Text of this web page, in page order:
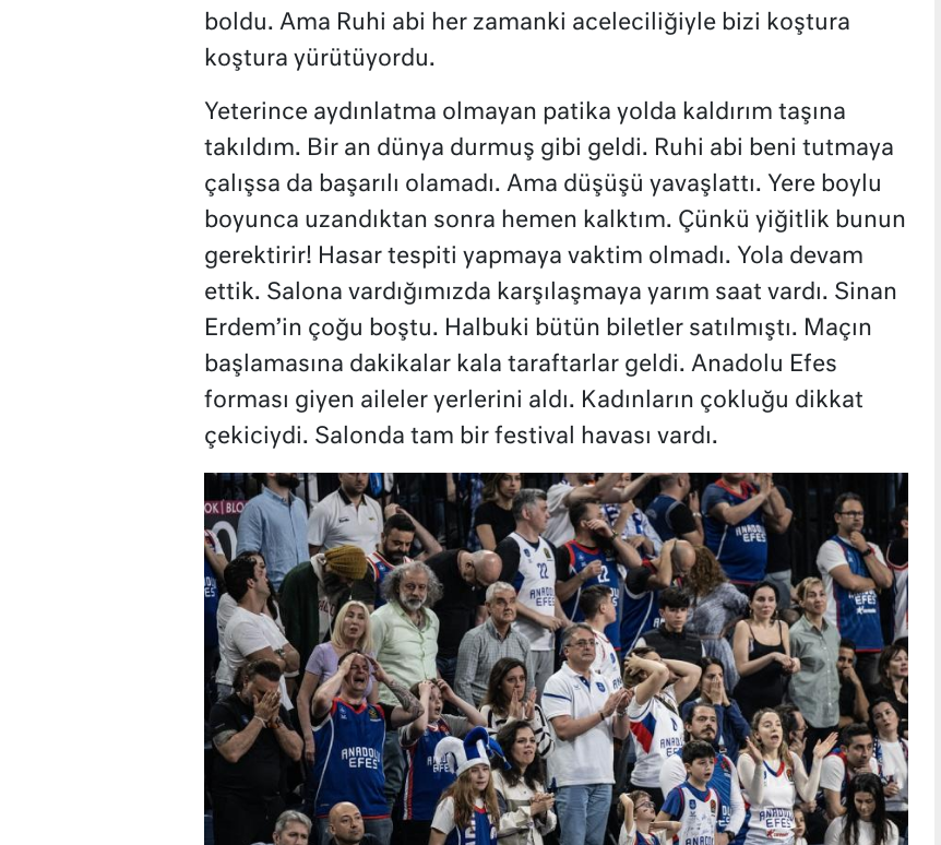
boldu. Ama Ruhi abi her zamanki aceleciliğiyle bizi koştura
koştura yürütüyordu.
Yeterince aydınlatma olmayan patika yolda kaldırım taşına
takıldım. Bir an dünya durmuş gibi geldi. Ruhi abi beni tutmaya
çalışsa da başarılı olamadı. Ama düşüşü yavaşlattı. Yere boylu
boyunca uzandıktan sonra hemen kalktım. Çünkü yiğitlik bunun
gerektirir! Hasar tespiti yapmaya vaktim olmadı. Yola devam
ettik. Salona vardığımızda karşılaşmaya yarım saat vardı. Sinan
Erdem’in çoğu boştu. Halbuki bütün biletler satılmıştı. Maçın
başlamasına dakikalar kala taraftarlar geldi. Anadolu Efes
forması giyen aileler yerlerini aldı. Kadınların çokluğu dikkat
çekiciydi. Salonda tam bir festival havası vardı.